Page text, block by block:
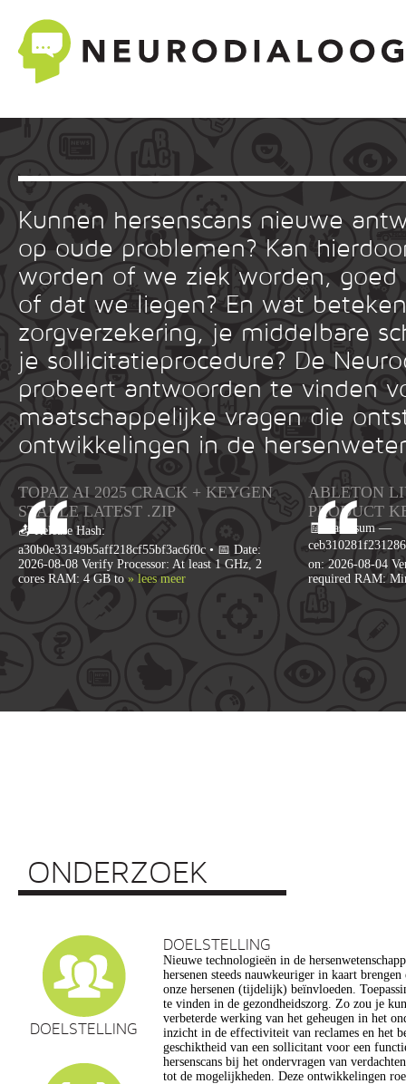
Kunnen hersenscans nieuwe
op oude problemen? Kan
worden of we ziek worden, goed
of dat we liegen? En wat
zorgverzekering, je middelbare
je sollicitatieprocedure? De
probeert antwoorden te vinden
maatschappelijke vragen die
ontwikkelingen in de
TOPAZ AI 2025 CRACK + KEYGEN
STABLE LATEST .ZIP
📤 Release Hash:
a30b0e33149b5aff218cf55bf3ac6f0c • 📅 Date:
2026-08-08 Verify Processor: At least 1 GHz, 2
cores RAM: 4 GB to » lees meer
ABLETON
PRODUCT
🧾 Hash-sum —
on: 2026-08-04
required RAM:
ONDERZOEK
DOELSTELLING
DOELSTELLING
Nieuwe technologieën in de
hersenen steeds nauwkeuriger in kaart
onze hersenen (tijdelijk) beïnvloeden.
te vinden in de gezondheidszorg. Zo zou je
verbeterde werking van het geheugen in het
inzicht in de effectiviteit van reclames en het
geschiktheid van een sollicitant voor een
hersenscans bij het ondervragen van
tot de mogelijkheden. Deze ontwikkelingen
vragen op, onder meer op het gebied van de
privacy, gelijkheid, stigmatisering),
en veranderingen in ons normen en waarden
commerciële toepassing van een aantal van
een extra reden voor zorg. Het doel van dit
maatschappelijk verantwoorde ontwikkeling van
de hersenwetenschappen te realiseren,